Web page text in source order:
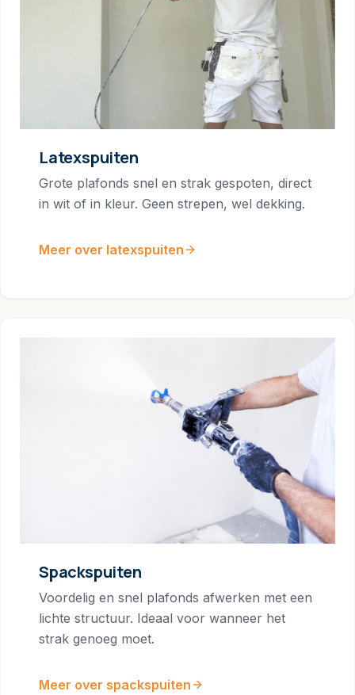
Latexspuiten
Grote plafonds snel en strak gespoten, direct
in wit of in kleur. Geen strepen, wel dekking.
Meer over latexspuiten
Spackspuiten
Voordelig en snel plafonds afwerken met een
lichte structuur. Ideaal voor wanneer het
strak genoeg moet.
Meer over spackspuiten